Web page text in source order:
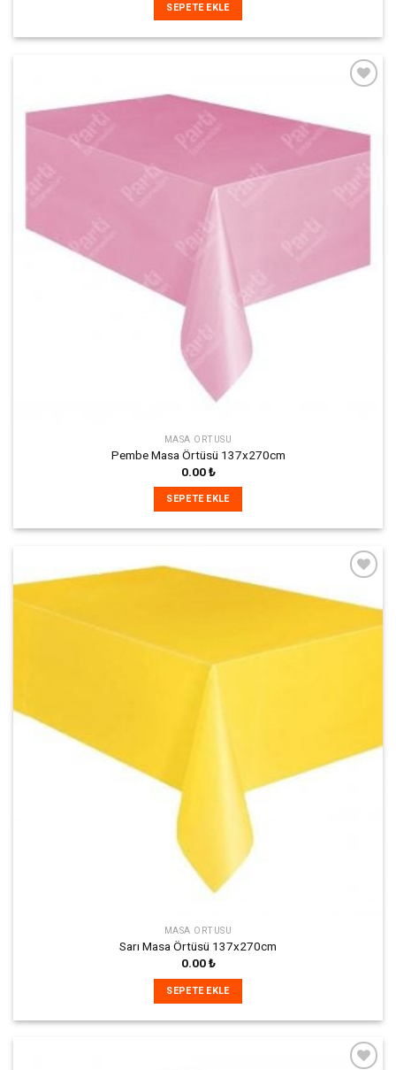
SEPETE EKLE
MASA ÖRTÜSÜ
Pembe Masa Örtüsü 137x270cm
0.00₺
SEPETE EKLE
Listeme
MASA ÖRTÜSÜ
Sarı Masa Örtüsü 137x270cm
0.00₺
SEPETE EKLE